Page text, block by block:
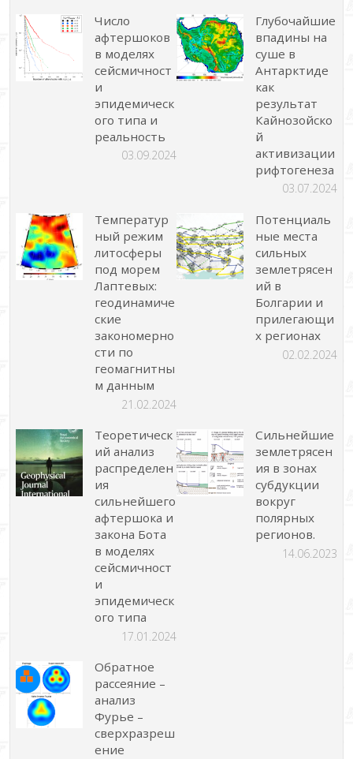
Число
афтершоков
в моделях
сейсмичност
и
эпидемическ
ого типа и
реальность
03.09.2024
Глубочайшие
впадины на
суше в
Антарктиде
как
результат
Кайнозойско
й
активизации
рифтогенеза
03.07.2024
Температур
ный режим
литосферы
под морем
Лаптевых:
геодинамиче
ские
закономерно
сти по
геомагнитны
м данным
21.02.2024
Потенциаль
ные места
сильных
землетрясен
ий в
Болгарии и
прилегающи
х регионах
02.02.2024
Теоретическ
ий анализ
распределен
ия
сильнейшего
афтершока и
закона Бота
в моделях
сейсмичност
и
эпидемическ
ого типа
17.01.2024
Сильнейшие
землетрясен
ия в зонах
субдукции
вокруг
полярных
регионов.
14.06.2023
Обратное
рассеяние –
анализ
Фурье –
сверхразреш
ение